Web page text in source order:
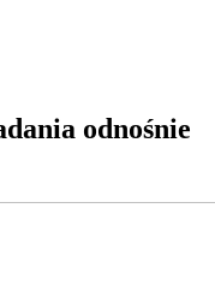
odnośnie